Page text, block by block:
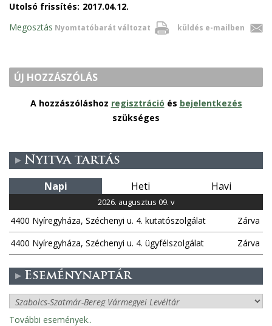
Utolsó frissítés: 2017.04.12.
Nyomtatóbarát változat küldés e-mailben
Megosztás
ÚJ HOZZÁSZÓLÁS
A hozzászóláshoz regisztráció és bejelentkezés
szükséges
Nyitva tartás
Napi Heti Havi
2026. augusztus 09. v
4400 Nyíregyháza, Széchenyi u. 4. kutatószolgálat
Zárva
4400 Nyíregyháza, Széchenyi u. 4. ügyfélszolgálat
Zárva
Eseménynaptár
További események..